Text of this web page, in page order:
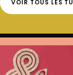
VOIR TOUS LES